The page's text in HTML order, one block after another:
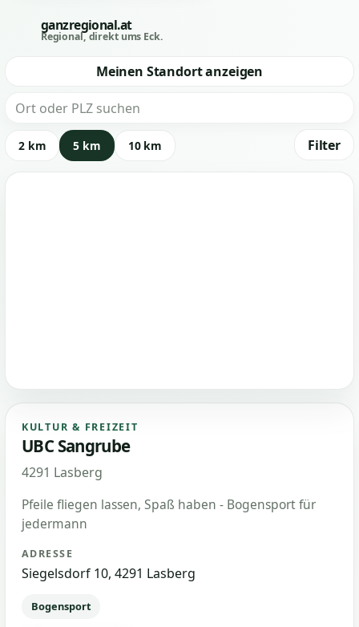
ganzregional.at
Regional, direkt ums Eck.
Meinen Standort anzeigen
2 km 5 km 10 km Filter
KULTUR & FREIZEIT
UBC Sangrube
4291 Lasberg
Pfeile fliegen lassen, Spaß haben - Bogensport für
jedermann
ADRESSE
Siegelsdorf 10, 4291 Lasberg
Bogensport